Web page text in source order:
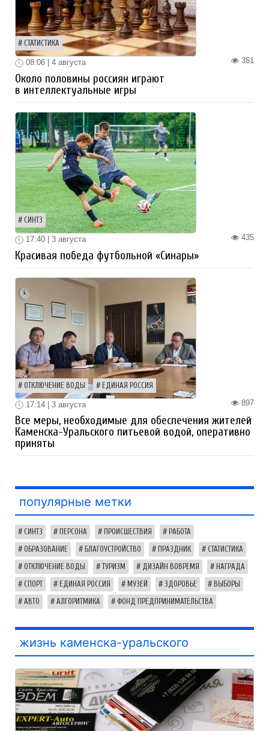
СТАТИСТИКА
351
08:06 | 4 августа
Около половины россиян играют
в интеллектуальные игры
СИНТЗ
435
17:40 | 3 августа
Красивая победа футбольной «Синары»
ОТКЛЮЧЕНИЕ ВОДЫ ЕДИНАЯ РОССИЯ
897
17:14 | 3 августа
Все меры, необходимые для обеспечения жителей
Каменска-Уральского питьевой водой, оперативно
приняты
популярные метки
СИНТЗ ПЕРСОНА ПРОИСШЕСТВИЯ РАБОТА
ОБРАЗОВАНИЕ БЛАГОУСТРОЙСТВО ПРАЗДНИК СТАТИСТИКА
ОТКЛЮЧЕНИЕ ВОДЫ ТУРИЗМ ДИЗАЙН ВОВРЕМЯ НАГРАДА
СПОРТ ЕДИНАЯ РОССИЯ МУЗЕЙ ЗДОРОВЬЕ ВЫБОРЫ
АВТО АЛГОРИТМИКА ФОНД ПРЕДПРИНИМАТЕЛЬСТВА
жизнь каменска-уральского